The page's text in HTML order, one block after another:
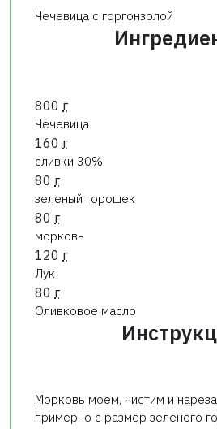
Чечевица с горгонзолой
800 г
Чечевица
160 г
сливки 30%
80 г
зеленый горошек
80 г
морковь
120 г
Лук
80 г
Оливковое масло
Морковь моем, чистим и
примерно с размер зеленого